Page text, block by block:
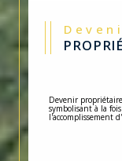
Devenir
symbolisant à la
l'accomplissement